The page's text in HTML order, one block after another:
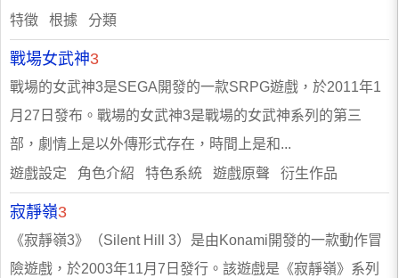
特徵 根據 分類
戰場女武神3
戰場的女武神3是SEGA開發的一款SRPG遊戲，於2011年1
月27日發布。戰場的女武神3是戰場的女武神系列的第三
部，劇情上是以外傳形式存在，時間上是和...
遊戲設定 角色介紹 特色系統 遊戲原聲 衍生作品
寂靜嶺3
《寂靜嶺3》（Silent Hill 3）是由Konami開發的一款動作冒
險遊戲，於2003年11月7日發行。該遊戲是《寂靜嶺》系列